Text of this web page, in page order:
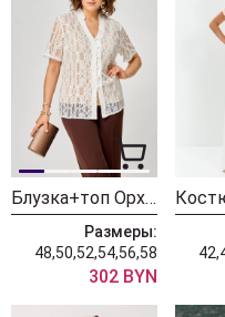
Блузка+топ ОрхидеяЛюкс 1709
Размеры:
48,50,52,54,56,58
302 BYN